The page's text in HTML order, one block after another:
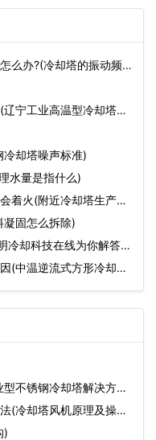
噪声冷却塔的标准厚度
么办?(冷却塔的振动频
宁工业高温型冷却塔型
却塔噪声标准)
水量是指什么)
着火(附近冷却塔生产厂
凝固怎么拆除)
冷却科技在线为你解答。
(中温逆流式方形冷却塔
不锈钢冷却塔解决方案)
(冷却塔风机原理及操作)
)